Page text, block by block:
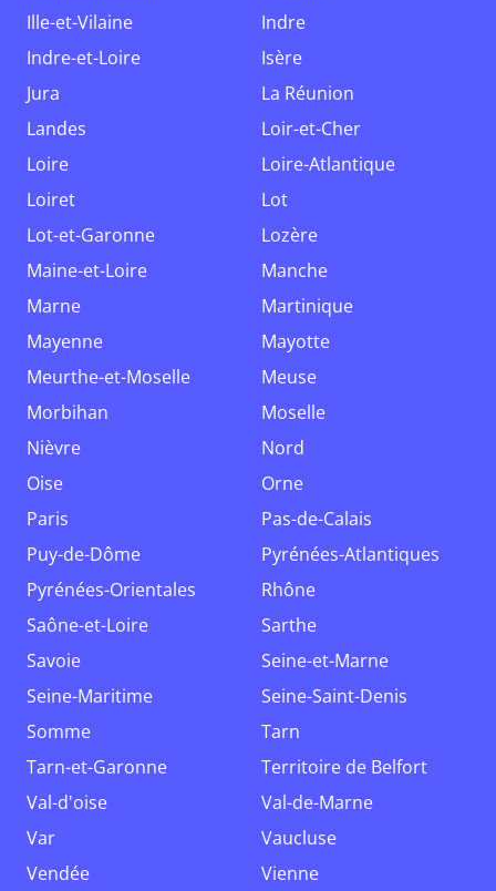
Ille-et-Vilaine
Indre
Indre-et-Loire
Isère
Jura
La Réunion
Landes
Loir-et-Cher
Loire
Loire-Atlantique
Loiret
Lot
Lot-et-Garonne
Lozère
Maine-et-Loire
Manche
Marne
Martinique
Mayenne
Mayotte
Meurthe-et-Moselle
Meuse
Morbihan
Moselle
Nièvre
Nord
Oise
Orne
Paris
Pas-de-Calais
Puy-de-Dôme
Pyrénées-Atlantiques
Pyrénées-Orientales
Rhône
Saône-et-Loire
Sarthe
Savoie
Seine-et-Marne
Seine-Maritime
Seine-Saint-Denis
Somme
Tarn
Tarn-et-Garonne
Territoire de Belfort
Val-d'oise
Val-de-Marne
Var
Vaucluse
Vendée
Vienne